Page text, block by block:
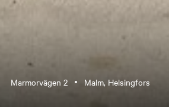
Marmorvägen 2 Malm, Helsingfors